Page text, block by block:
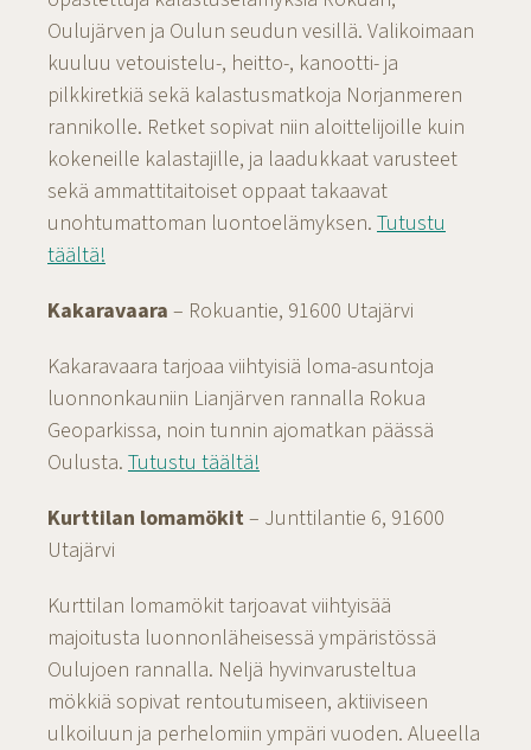
Oulujärven ja Oulun seudun vesillä. Valikoimaan
kuuluu vetouistelu-, heitto-, kanootti- ja
pilkkiretkiä sekä kalastusmatkoja Norjanmeren
rannikolle. Retket sopivat niin aloittelijoille kuin
kokeneille kalastajille, ja laadukkaat varusteet
sekä ammattitaitoiset oppaat takaavat
unohtumattoman luontoelämyksen. Tutustu
täältä!
Kakaravaara – Rokuantie, 91600 Utajärvi
Kakaravaara tarjoaa viihtyisiä loma-asuntoja
luonnonkauniin Lianjärven rannalla Rokua
Geoparkissa, noin tunnin ajomatkan päässä
Oulusta. Tutustu täältä!
Kurttilan lomamökit– Junttilantie 6, 91600
Utajärvi
Kurttilan lomamökit tarjoavat viihtyisää
majoitusta luonnonläheisessä ympäristössä
Oulujoen rannalla. Neljä hyvinvarusteltua
mökkiä sopivat rentoutumiseen, aktiiviseen
ulkoiluun ja perhelomiin ympäri vuoden. Alueella